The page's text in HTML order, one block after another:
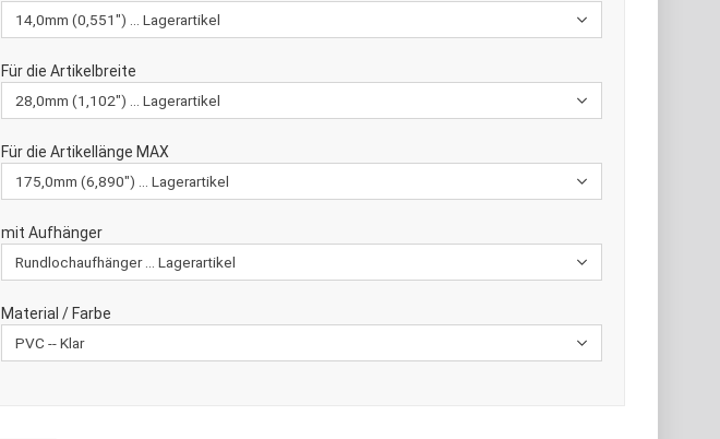
Für die Artikelbreite
Für die Artikellänge MAX
mit Aufhänger
Material / Farbe